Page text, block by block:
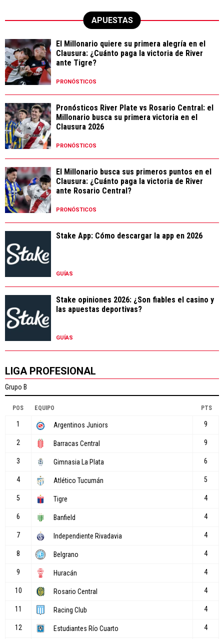
APUESTAS
El Millonario quiere su primera alegría en el
Clausura: ¿Cuánto paga la victoria de River
ante Tigre?
PRONÓSTICOS
Pronósticos River Plate vs Rosario Central: el
Millonario busca su primera victoria en el
Clausura 2026
PRONÓSTICOS
El Millonario busca sus primeros puntos en el
Clausura: ¿Cuánto paga la victoria de River
ante Rosario Central?
PRONÓSTICOS
Stake App: Cómo descargar la app en 2026
GUÍAS
Stake opiniones 2026: ¿Son fiables el casino y
las apuestas deportivas?
GUÍAS
LIGA PROFESIONAL